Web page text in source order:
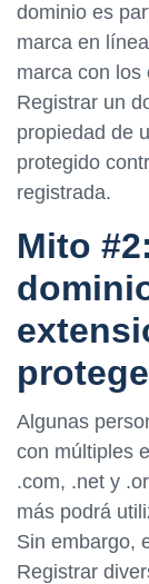
dominio es
marca en
marca con los
Registrar un
propiedad de
protegido
registrada.
Mito
Algunas
con múltiples
.com, .net y
más podrá
Sin embargo,
Registrar